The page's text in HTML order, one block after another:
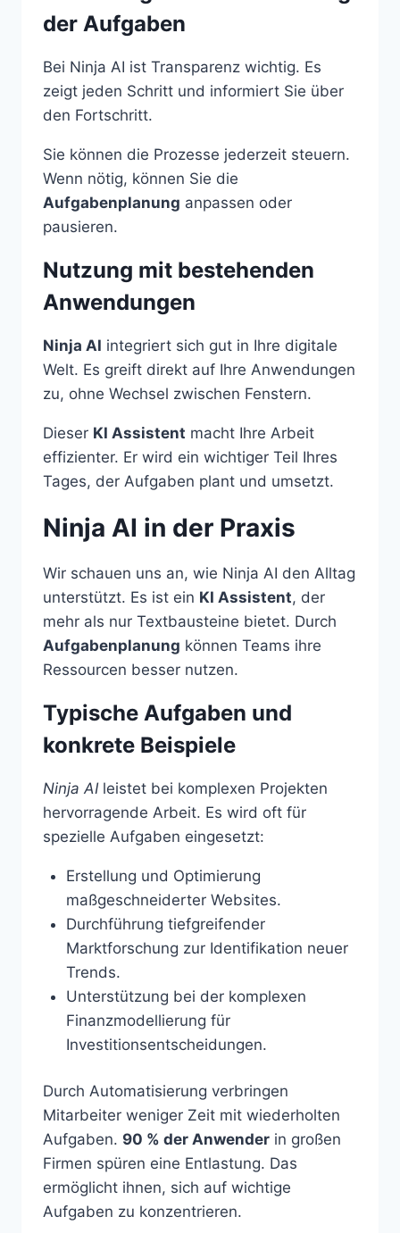
der Aufgaben
Bei Ninja AI ist Transparenz wichtig. Es
zeigt jeden Schritt und informiert Sie über
den Fortschritt.
Sie können die Prozesse jederzeit steuern.
Wenn nötig, können Sie die
Aufgabenplanung anpassen oder
pausieren.
Nutzung mit bestehenden
Anwendungen
Ninja AI integriert sich gut in Ihre digitale
Welt. Es greift direkt auf Ihre Anwendungen
zu, ohne Wechsel zwischen Fenstern.
Dieser KI Assistent macht Ihre Arbeit
effizienter. Er wird ein wichtiger Teil Ihres
Tages, der Aufgaben plant und umsetzt.
Ninja AI in der Praxis
Wir schauen uns an, wie Ninja AI den Alltag
unterstützt. Es ist ein KI Assistent, der
mehr als nur Textbausteine bietet. Durch
Aufgabenplanung können Teams ihre
Ressourcen besser nutzen.
Typische Aufgaben und
konkrete Beispiele
Ninja AIleistet bei komplexen Projekten
hervorragende Arbeit. Es wird oft für
spezielle Aufgaben eingesetzt:
Erstellung und Optimierung
maßgeschneiderter Websites.
Durchführung tiefgreifender
Marktforschung zur Identifikation neuer
Trends.
Unterstützung bei der komplexen
Finanzmodellierung für
Investitionsentscheidungen.
Durch Automatisierung verbringen
Mitarbeiter weniger Zeit mit wiederholten
Aufgaben. 90 % der Anwender in großen
Firmen spüren eine Entlastung. Das
ermöglicht ihnen, sich auf wichtige
Aufgaben zu konzentrieren.